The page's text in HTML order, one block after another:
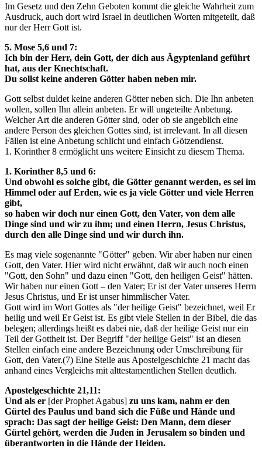
Im Gesetz und den Zehn Geboten kommt die gleiche Wahrheit zum
Ausdruck, auch dort wird Israel in deutlichen Worten mitgeteilt, daß
nur der Herr Gott ist.
5. Mose 5,6 und 7:
Ich bin der Herr, dein Gott, der dich aus Ägyptenland geführt
hat, aus der Knechtschaft.
Du sollst keine anderen Götter haben neben mir.
Gott selbst duldet keine anderen Götter neben sich. Die Ihn anbeten
wollen, sollen Ihn allein anbeten. Er will ungeteilte Anbetung.
Welcher Art die anderen Götter sind, oder ob sie angeblich eine
andere Person des gleichen Gottes sind, ist irrelevant. In all diesen
Fällen ist eine Anbetung schlicht und einfach Götzendienst.
1. Korinther 8 ermöglicht uns weitere Einsicht zu diesem Thema.
1. Korinther 8,5 und 6:
Und obwohl es solche gibt, die Götter genannt werden, es sei im
Himmel oder auf Erden, wie es ja viele Götter und viele Herren
gibt,
so haben wir doch nur einen Gott, den Vater, von dem alle
Dinge sind und wir zu ihm; und einen Herrn, Jesus Christus,
durch den alle Dinge sind und wir durch ihn.
Es mag viele sogenannte "Götter" geben. Wir aber haben nur einen
Gott, den Vater. Hier wird nicht erwähnt, daß wir auch noch einen
"Gott, den Sohn" und dazu einen "Gott, den heiligen Geist" hätten.
Wir haben nur einen Gott – den Vater; Er ist der Vater unseres Herrn
Jesus Christus, und Er ist unser himmlischer Vater.
Gott wird im Wort Gottes als "der heilige Geist" bezeichnet, weil Er
heilig und weil Er Geist ist. Es gibt viele Stellen in der Bibel, die das
belegen; allerdings heißt es dabei nie, daß der heilige Geist nur ein
Teil der Gottheit ist. Der Begriff "der heilige Geist" ist an diesen
Stellen einfach eine andere Bezeichnung oder Umschreibung für
Gott, den Vater.(7) Eine Stelle aus Apostelgeschichte 21 macht das
anhand eines Vergleichs mit alttestamentlichen Stellen deutlich.
Apostelgeschichte 21,11:
Und als er [der Prophet Agabus] zu uns kam, nahm er den
Gürtel des Paulus und band sich die Füße und Hände und
sprach: Das sagt der heilige Geist: Den Mann, dem dieser
Gürtel gehört, werden die Juden in Jerusalem so binden und
überantworten in die Hände der Heiden.